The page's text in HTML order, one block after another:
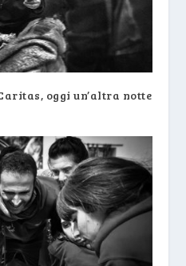
oggi un’altra notte